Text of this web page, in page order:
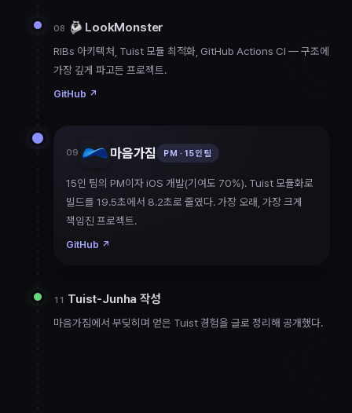
08 LookMonster
RIBs 아키텍처, Tuist 모듈 최적화, GitHub Actions CI — 구조에
가장 깊게 파고든 프로젝트.
GitHub ↗
09 마음가짐 PM · 15인 팀
15인 팀의 PM이자 iOS 개발(기여도 70%). Tuist 모듈화로
빌드를 19.5초에서 8.2초로 줄였다. 가장 오래, 가장 크게
책임진 프로젝트.
GitHub ↗
11 Tuist-Junha 작성
마음가짐에서 부딪히며 얻은 Tuist 경험을 글로 정리해 공개했다.